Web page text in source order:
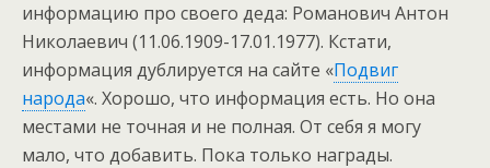
информацию про своего деда: Романович Антон
Николаевич (11.06.1909-17.01.1977). Кстати,
информация дублируется на сайте «Подвиг
народа«. Хорошо, что информация есть. Но она
местами не точная и не полная. От себя я могу
мало, что добавить. Пока только награды.